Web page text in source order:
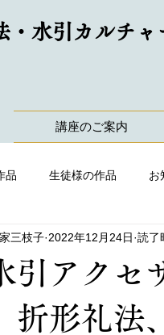
・水引カルチャ
講座のご案内
品 生徒様の作品 お
引アク
形礼法
三枝子 2022年12月24日 読了